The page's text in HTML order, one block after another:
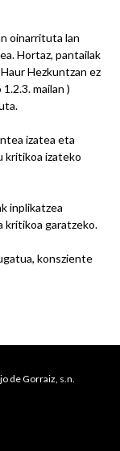
oinarrituta lan
Hortaz, pantailak
Hezkuntzan ez
mailan )
izatea eta
kritikoa izateko
inplikatzea
kritikoa garatzeko.
konsziente
de Gorraiz, s.n.